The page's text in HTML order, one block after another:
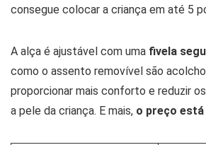
consegue colocar a criança em até 5
A alça é ajustável com uma fivela
como o assento removível são
proporcionar mais conforto e reduzir
a pele da criança. E mais, o preço está